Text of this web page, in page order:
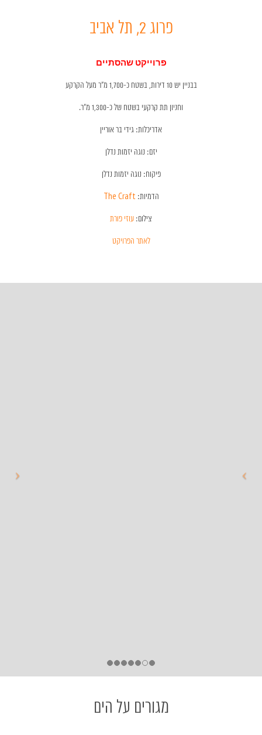
פרוג 2, תל אביב
פרוייקט שהסתיים
בבניין יש 10 דירות, בשטח כ-1,700 מ"ר מעל הקרקע
וחניון תת קרקעי בשטח של כ-1,300 מ"ר.
אדריכלות: גידי בר אוריין
יזם: נוגה יזמות נדלן
פיקוח: נוגה יזמות נדלן
הדמיות:The Craft
צילום: עוזי פורת
לאתר הפרויקט
מגורים על הים